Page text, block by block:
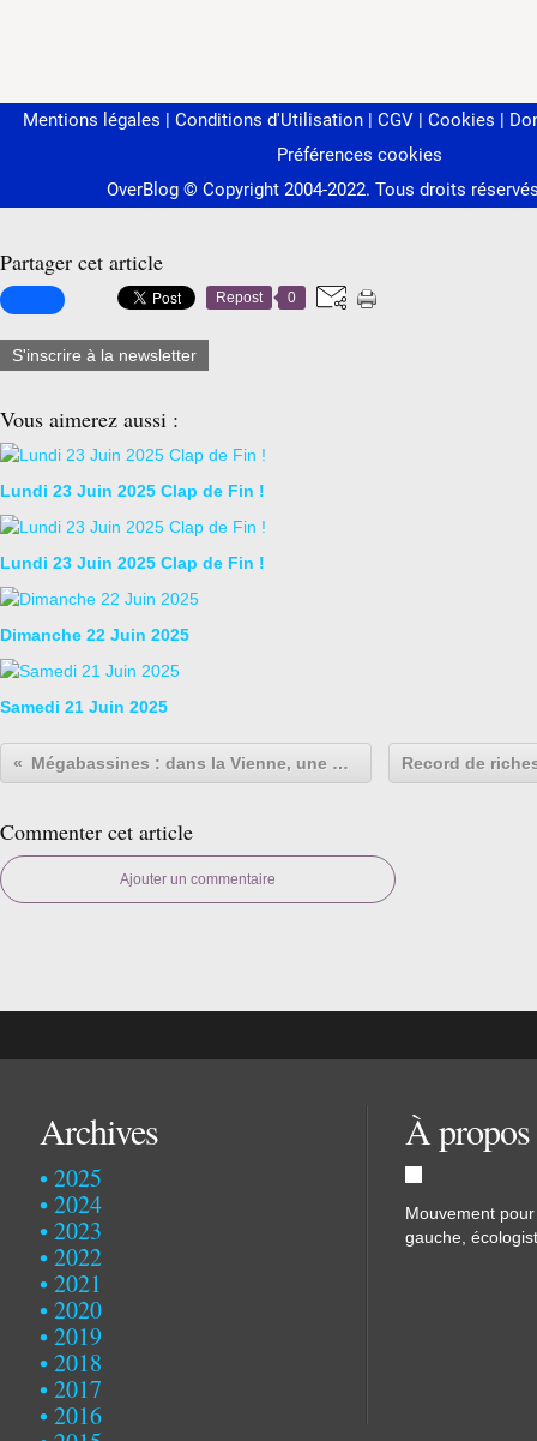
Partager cet article
Repost 0
S'inscrire à la newsletter
Vous aimerez aussi :
Lundi 23 Juin 2025 Clap de Fin !
Lundi 23 Juin 2025 Clap de Fin !
Dimanche 22 Juin 2025
Samedi 21 Juin 2025
Mégabassines : dans la Vienne, une nouvelle mobilisation sous haute surveillance
Commenter cet article
Ajouter un commentaire
Archives
2025
2024
2023
2022
2021
2020
2019
2018
2017
2016
À propos
Mouvement
gauche,